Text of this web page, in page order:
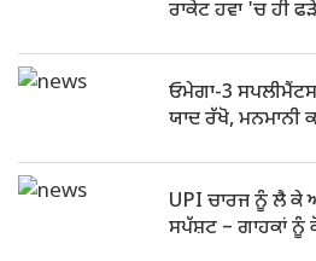
ਰਾਕੇਟ ਹਵਾ 'ਚ ਹੀ
ਓਮੇਗਾ-3
ਯਾਦ ਰੱਖੋ, ਮਨਮਾਨੀ
UPI ਚਾਰਜ ਨੂੰ ਲੈ ਕੇ
ਸਪੱਸ਼ਟ – ਗਾਹਕਾਂ ਨੂੰ